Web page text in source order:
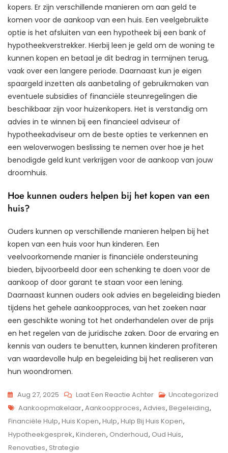
kopers. Er zijn verschillende manieren om aan geld te
komen voor de aankoop van een huis. Een veelgebruikte
optie is het afsluiten van een hypotheek bij een bank of
hypotheekverstrekker. Hierbij leen je geld om de woning te
kunnen kopen en betaal je dit bedrag in termijnen terug,
vaak over een langere periode. Daarnaast kun je eigen
spaargeld inzetten als aanbetaling of gebruikmaken van
eventuele subsidies of financiële steunregelingen die
beschikbaar zijn voor huizenkopers. Het is verstandig om
advies in te winnen bij een financieel adviseur of
hypotheekadviseur om de beste opties te verkennen en
een weloverwogen beslissing te nemen over hoe je het
benodigde geld kunt verkrijgen voor de aankoop van jouw
droomhuis.
Hoe kunnen ouders helpen bij het kopen van een
huis?
Ouders kunnen op verschillende manieren helpen bij het
kopen van een huis voor hun kinderen. Een
veelvoorkomende manier is financiële ondersteuning
bieden, bijvoorbeeld door een schenking te doen voor de
aankoop of door garant te staan voor een lening.
Daarnaast kunnen ouders ook advies en begeleiding bieden
tijdens het gehele aankoopproces, van het zoeken naar
een geschikte woning tot het onderhandelen over de prijs
en het regelen van de juridische zaken. Door de ervaring en
kennis van ouders te benutten, kunnen kinderen profiteren
van waardevolle hulp en begeleiding bij het realiseren van
hun woondromen.
Aug 27, 2025 Laat Een Reactie AchterOp
Professionele
Hulp
Bij
Uncategorized
Tags
Aankoopmakelaar, Aankoopproces, Advies, Begeleiding,
Financiële Hulp, Huis Kopen, Hulp, Hulp Bij Huis Kopen,
Hypotheekgesprek, Kinderen, Onderhoud, Oud Huis,
Renovaties, Strategie